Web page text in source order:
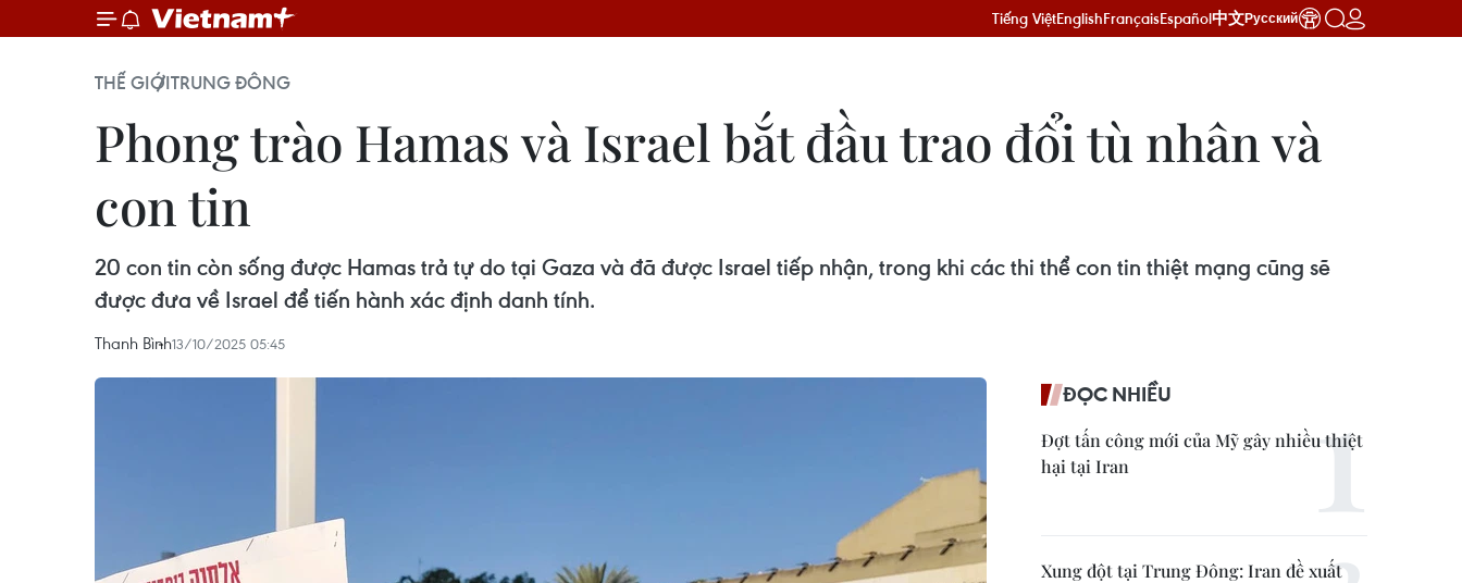
Tiếng ViệtEnglishFrançaisEspañol中文Русский
THẾ GIỚITRUNG ĐÔNG
Phong trào Hamas và Israel bắt đầu trao đổi tù nhân và
con tin
20 con tin còn sống được Hamas trả tự do tại Gaza và đã được Israel tiếp nhận, trong khi các thi thể con tin thiệt mạng cũng sẽ
được đưa về Israel để tiến hành xác định danh tính.
Thanh Bình13/10/2025 05:45
ĐỌC NHIỀU
Đợt tấn công mới của Mỹ gây nhiều thiệt
hại tại Iran
Xung đột tại Trung Đông: Iran đề xuất